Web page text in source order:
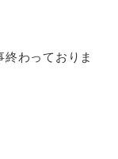
わっておりま